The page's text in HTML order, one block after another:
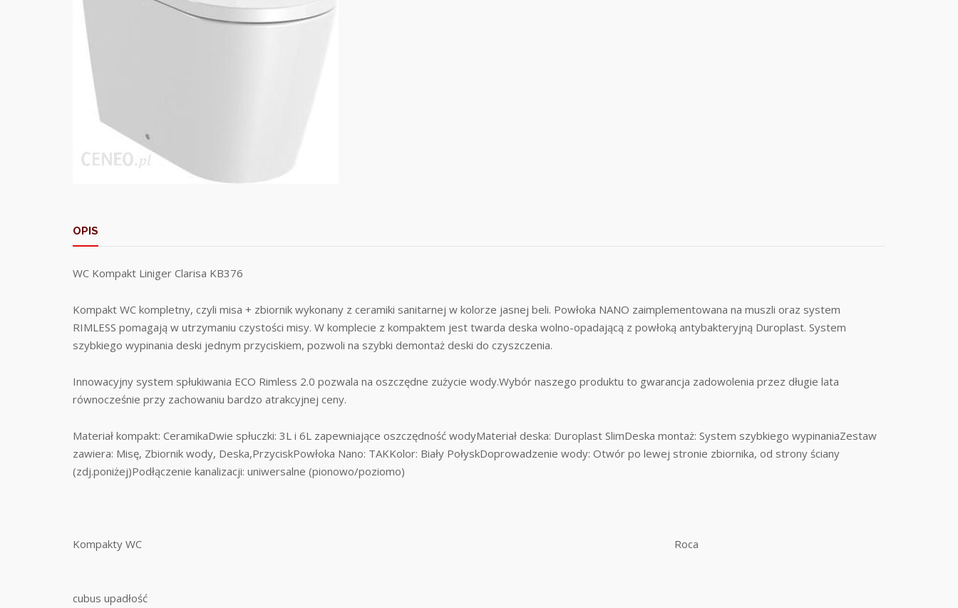
OPIS
WC Kompakt Liniger Clarisa KB376
Kompakt WC kompletny, czyli misa + zbiornik wykonany z ceramiki sanitarnej w kolorze jasnej beli. Powłoka NANO zaimplementowana na muszli oraz system
RIMLESS pomagają w utrzymaniu czystości misy. W komplecie z kompaktem jest twarda deska wolno-opadającą z powłoką antybakteryjną Duroplast. System
szybkiego wypinania deski jednym przyciskiem, pozwoli na szybki demontaż deski do czyszczenia.
Innowacyjny system spłukiwania ECO Rimless 2.0 pozwala na oszczędne zużycie wody.Wybór naszego produktu to gwarancja zadowolenia przez długie lata
równocześnie przy zachowaniu bardzo atrakcyjnej ceny.
Materiał kompakt: CeramikaDwie spłuczki: 3L i 6L zapewniające oszczędność wodyMateriał deska: Duroplast SlimDeska montaż: System szybkiego wypinaniaZestaw
zawiera: Misę, Zbiornik wody, Deska,PrzyciskPowłoka Nano: TAKKolor: Biały PołyskDoprowadzenie wody: Otwór po lewej stronie zbiornika, od strony ściany
(zdj.poniżej)Podłączenie kanalizacji: uniwersalne (pionowo/poziomo)
Kompakty WC Roca
cubus upadłość